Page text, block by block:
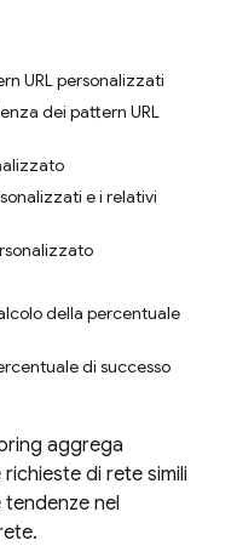
URL personalizzati
dei pattern URL
e i relativi
della percentuale
di successo
aggrega
di rete simili
nel